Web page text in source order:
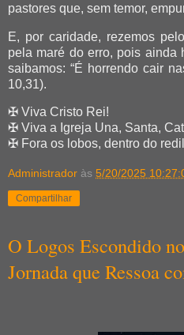
pastores que, sem temor,
E, por caridade, rezemos
pela maré do erro, pois ainda
saibamos: “É horrendo cair
10,31).
✠ Viva Cristo Rei!
✠ Viva a Igreja Una, Santa,
✠ Fora os lobos, dentro do
Administrador às 5/20/2025
Compartilhar
O Logos Escondido
Jornada que Ressoa